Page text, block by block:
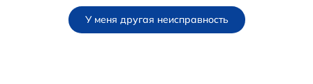
У меня другая неисправность